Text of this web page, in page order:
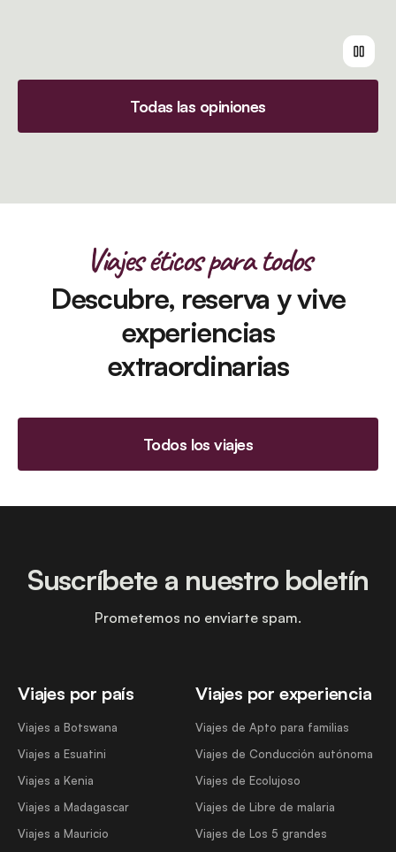
Todas las opiniones
Viajes éticos para todos
Descubre, reserva y vive
experiencias
extraordinarias
Todos los viajes
Viajes por país
Viajes a Botswana
Viajes a Esuatini
Viajes a Kenia
Viajes a Madagascar
Viajes a Mauricio
Viajes por experiencia
Viajes de Apto para familias
Viajes de Conducción autónoma
Viajes de Ecolujoso
Viajes de Libre de malaria
Viajes de Los 5 grandes
Suscríbete a nuestro boletín
Prometemos no enviarte spam.